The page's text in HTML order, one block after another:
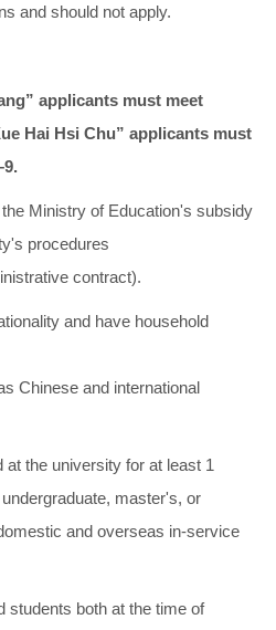
and should not apply.
” applicants must meet
Hai Hsi Chu” applicants must
of Education's subsidy
procedures
contract).
and have household
and international
university for at least 1
master's, or
and overseas in-service
both at the time of